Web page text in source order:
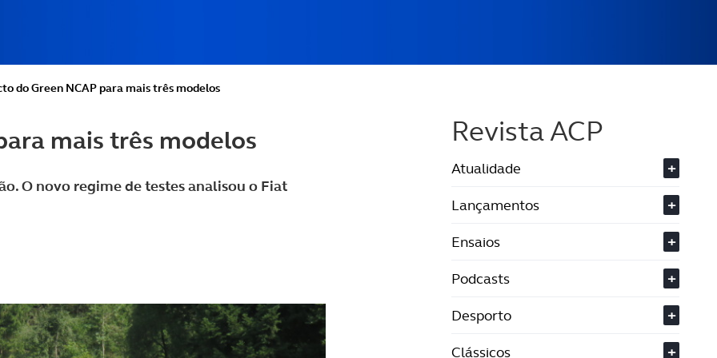
do Green NCAP para mais três modelos
mais três modelos
O novo regime de testes analisou o Fiat
Revista ACP
Atualidade
+
Lançamentos
+
Ensaios
+
Podcasts
+
Desporto
+
Clássicos
+